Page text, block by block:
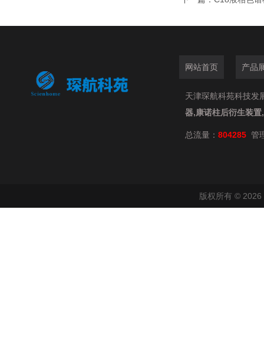
网站首页 产品
天津琛航科苑科技发
器,康诺柱后衍生装
总流量： 804285 管
版权所有 ©